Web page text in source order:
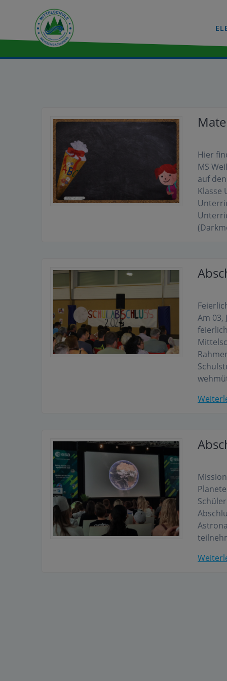
wechseln
Hier
MS
auf
Klasse
Am 03,